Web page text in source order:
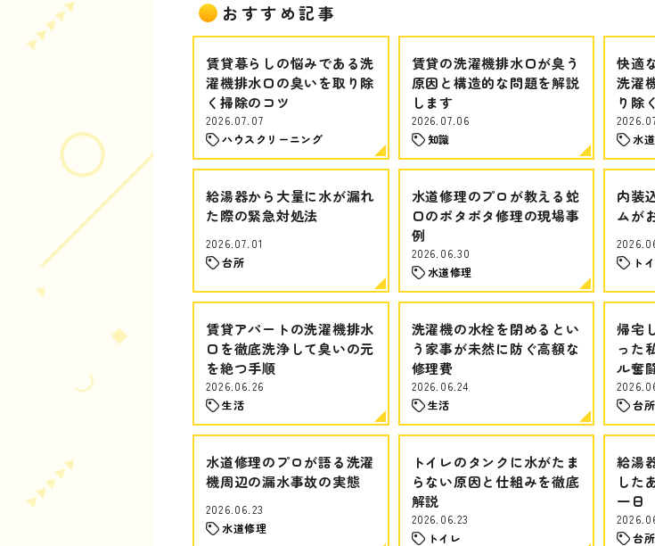
おすすめ記事
賃貸暮らしの悩みである洗
濯機排水口の臭いを取り除
く掃除のコツ
2026.07.07
ハウスクリーニング
賃貸の洗濯機排水口が臭う
原因と構造的な問題を解説
します
2026.07.06
知識
快適
洗濯
り除
水
給湯器から大量に水が漏れ
た際の緊急対処法
2026.07.01
台所
水道修理のプロが教える蛇
口のポタポタ修理の現場事
例
2026.06.30
水道修理
内装
ムが
ト
賃貸アパートの洗濯機排水
口を徹底洗浄して臭いの元
を絶つ手順
2026.06.26
生活
洗濯機の水栓を閉めるとい
う家事が未然に防ぐ高額な
修理費
2026.06.24
生活
帰宅
った
ル奮
台所
水道修理のプロが語る洗濯
機周辺の漏水事故の実態
2026.06.23
水道修理
トイレのタンクに水がたま
らない原因と仕組みを徹底
解説
2026.06.23
トイレ
給湯
した
一日
台所